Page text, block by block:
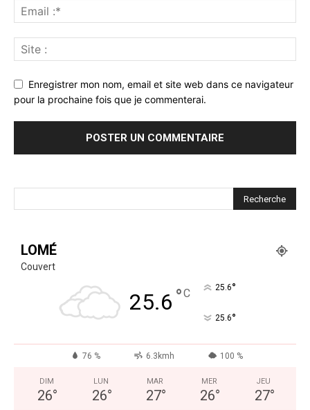
Enregistrer mon nom, email et site web dans ce navigateur
pour la prochaine fois que je commenterai.
LOMÉ
Couvert
25.6 °C 25.6°
25.6°
76 % 6.3kmh 100 %
DIM
26°
LUN
26°
MAR
27°
MER
26°
JEU
27°